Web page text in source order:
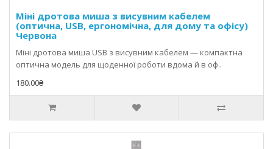
Міні дротова миша з висувним кабелем
(оптична, USB, ергономічна, для дому та офісу)
Червона
Міні дротова миша USB з висувним кабелем — компактна
оптична модель для щоденної роботи вдома й в оф..
180.00₴